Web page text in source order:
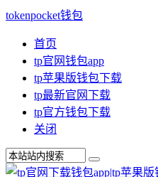
tokenpocket钱包
首页
tp官网钱包app
tp苹果版钱包下载
tp最新官网下载
tp官方钱包下载
关闭